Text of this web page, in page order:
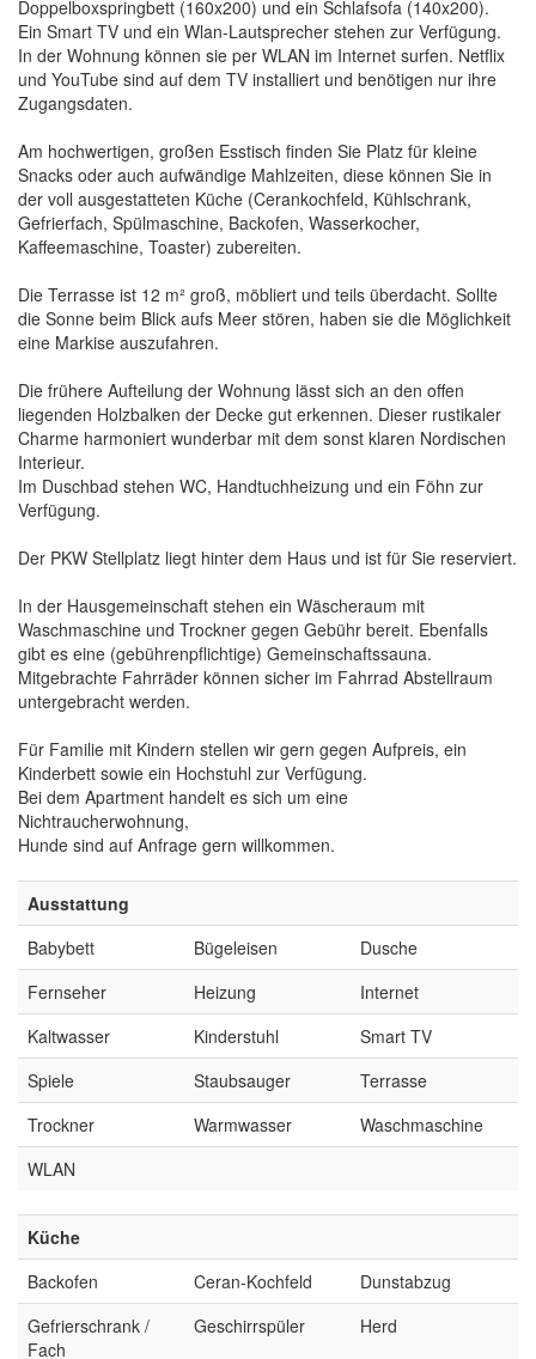
Doppelboxspringbett (160x200) und ein Schlafsofa (140x200).
Ein Smart TV und ein Wlan-Lautsprecher stehen zur Verfügung.
In der Wohnung können sie per WLAN im Internet surfen. Netflix
und YouTube sind auf dem TV installiert und benötigen nur ihre
Zugangsdaten.
Am hochwertigen, großen Esstisch finden Sie Platz für kleine
Snacks oder auch aufwändige Mahlzeiten, diese können Sie in
der voll ausgestatteten Küche (Cerankochfeld, Kühlschrank,
Gefrierfach, Spülmaschine, Backofen, Wasserkocher,
Kaffeemaschine, Toaster) zubereiten.
Die Terrasse ist 12 m² groß, möbliert und teils überdacht. Sollte
die Sonne beim Blick aufs Meer stören, haben sie die Möglichkeit
eine Markise auszufahren.
Die frühere Aufteilung der Wohnung lässt sich an den offen
liegenden Holzbalken der Decke gut erkennen. Dieser rustikaler
Charme harmoniert wunderbar mit dem sonst klaren Nordischen
Interieur.
Im Duschbad stehen WC, Handtuchheizung und ein Föhn zur
Verfügung.
Der PKW Stellplatz liegt hinter dem Haus und ist für Sie reserviert.
In der Hausgemeinschaft stehen ein Wäscheraum mit
Waschmaschine und Trockner gegen Gebühr bereit. Ebenfalls
gibt es eine (gebührenpflichtige) Gemeinschaftssauna.
Mitgebrachte Fahrräder können sicher im Fahrrad Abstellraum
untergebracht werden.
Für Familie mit Kindern stellen wir gern gegen Aufpreis, ein
Kinderbett sowie ein Hochstuhl zur Verfügung.
Bei dem Apartment handelt es sich um eine
Nichtraucherwohnung,
Hunde sind auf Anfrage gern willkommen.
Ausstattung
Babybett
Bügeleisen
Dusche
Fernseher
Heizung
Internet
Kaltwasser
Kinderstuhl
Smart TV
Spiele
Staubsauger
Terrasse
Trockner
Warmwasser
Waschmaschine
WLAN
Küche
Backofen
Ceran-Kochfeld
Dunstabzug
Gefrierschrank /
Fach
Geschirrspüler Herd